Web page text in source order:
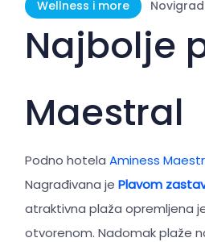
Wellness i more Novigrad
Najbolje
Maestral
Podno hotela Aminess
Nagrađivana je Plavom
atraktivna plaža opremljena
otvorenom. Nadomak plaže